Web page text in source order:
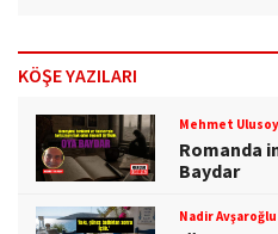
KÖŞE YAZILARI
Mehmet Ulusoy
Romanda
Baydar
Nadir Avşaroğlu